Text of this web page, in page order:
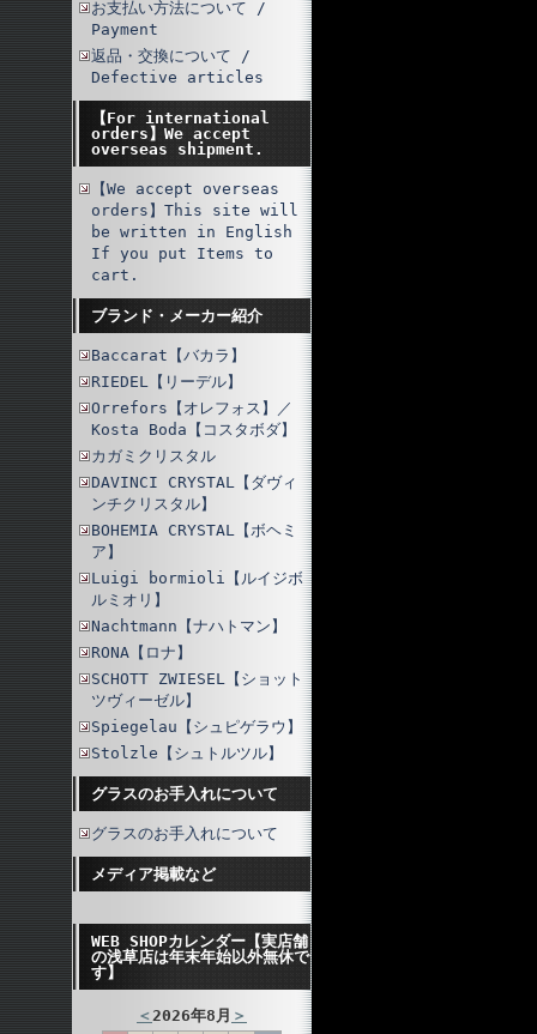
お支払い方法について /
Payment
返品・交換について /
Defective articles
【For international
orders】We accept
overseas shipment.
【We accept overseas
orders】This site will
be written in English
If you put Items to
cart.
ブランド・メーカー紹介
Baccarat【バカラ】
RIEDEL【リーデル】
Orrefors【オレフォス】／
Kosta Boda【コスタボダ】
カガミクリスタル
DAVINCI CRYSTAL【ダヴィ
ンチクリスタル】
BOHEMIA CRYSTAL【ボヘミ
ア】
Luigi bormioli【ルイジボ
ルミオリ】
Nachtmann【ナハトマン】
RONA【ロナ】
SCHOTT ZWIESEL【ショット
ツヴィーゼル】
Spiegelau【シュピゲラウ】
Stolzle【シュトルツル】
グラスのお手入れについて
グラスのお手入れについて
メディア掲載など
WEB SHOPカレンダー【実店舗
の浅草店は年末年始以外無休で
す】
＜2026年8月 ＞